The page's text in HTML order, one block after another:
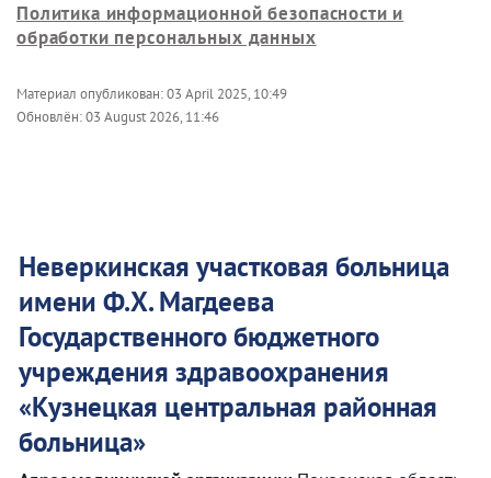
Политика информационной безопасности и
обработки персональных данных
Материал опубликован:03 April 2025, 10:49
Обновлён:03 August 2026, 11:46
Неверкинская участковая больница
имени Ф.Х. Магдеева
Государственного бюджетного
учреждения здравоохранения
«Кузнецкая центральная районная
больница»